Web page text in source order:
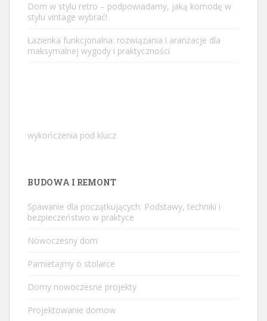
Dom w stylu retro – podpowiadamy, jaką komodę w
stylu vintage wybrać!
Łazienka funkcjonalna: rozwiązania i aranżacje dla
maksymalnej wygody i praktyczności
wykończenia pod klucz
BUDOWA I REMONT
Spawanie dla początkujących: Podstawy, techniki i
bezpieczeństwo w praktyce
Nowoczesny dom
Pamietajmy o stolarce
Domy nowoczesne projekty
Projektowanie domow